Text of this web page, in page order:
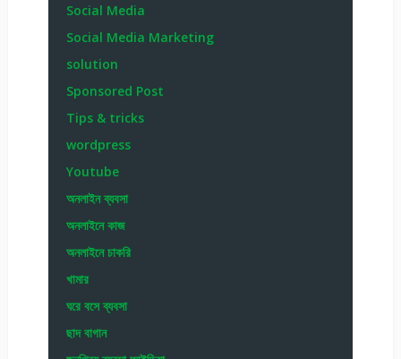
Social Media
Social Media Marketing
solution
Sponsored Post
Tips & tricks
wordpress
Youtube
অনলাইন ব্যবসা
অনলাইনে কাজ
অনলাইনে চাকরি
খামার
ঘরে বসে ব্যবসা
ছাদ বাগান